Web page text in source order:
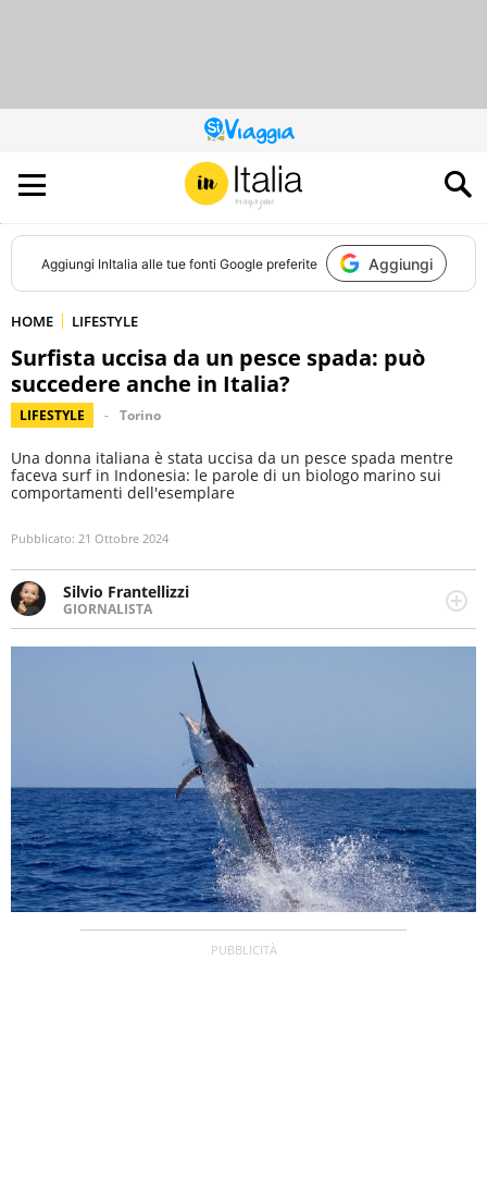
QUESTO
SITO
CONTRIBUISCE
ALL’AUDIENCE
DI
Aggiungi InItalia alle tue fonti Google preferite Aggiungi
HOME LIFESTYLE
Surfista uccisa da un pesce spada: può
succedere anche in Italia?
LIFESTYLE Torino
Una donna italiana è stata uccisa da un pesce spada mentre
faceva surf in Indonesia: le parole di un biologo marino sui
comportamenti dell'esemplare
Pubblicato: 21 Ottobre 2024
Silvio Frantellizzi
GIORNALISTA
Giornalista pubblicista. Da oltre dieci anni si occupa di
informazione sul web, scrivendo di sport, attualità,
cronaca, motori, spettacolo e videogame.